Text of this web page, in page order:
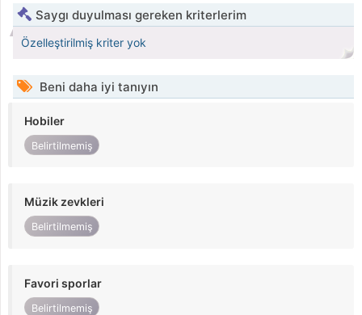
Saygı duyulması gereken kriterlerim
Özelleştirilmiş kriter yok
Beni daha iyi tanıyın
Hobiler
Belirtilmemiş
Müzik zevkleri
Belirtilmemiş
Favori sporlar
Belirtilmemiş